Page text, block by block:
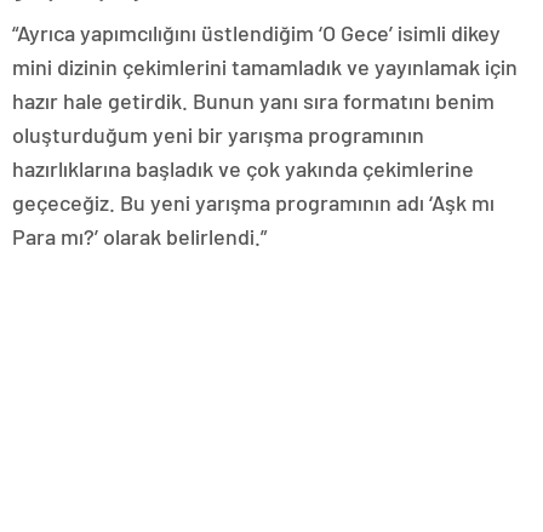
“Ayrıca yapımcılığını üstlendiğim ‘O Gece’ isimli dikey
mini dizinin çekimlerini tamamladık ve yayınlamak için
hazır hale getirdik. Bunun yanı sıra formatını benim
oluşturduğum yeni bir yarışma programının
hazırlıklarına başladık ve çok yakında çekimlerine
geçeceğiz. Bu yeni yarışma programının adı ‘Aşk mı
Para mı?’ olarak belirlendi.”